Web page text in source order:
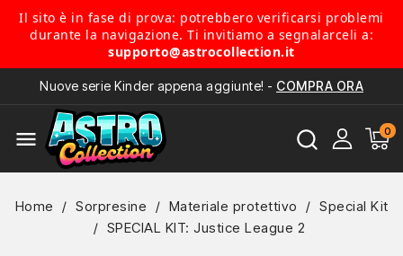
Il sito è in fase di prova: potrebbero verificarsi problemi
durante la navigazione. Ti invitiamo a segnalarceli a:
supporto@astrocollection.it
Nuove serie Kinder appena aggiunte! - COMPRA ORA
menu
Home Sorpresine Materiale protettivo
Special Kit
SPECIAL KIT: Justice League 2